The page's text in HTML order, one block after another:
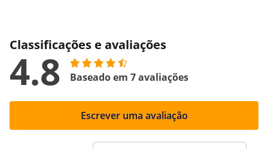
Classificações e avaliações
4.8 Baseado em 7 avaliações
Escrever uma avaliação